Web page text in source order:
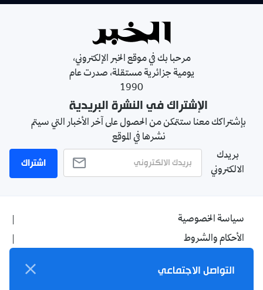
مرحبا بك في موقع الخبر الإلكتروني،
يومية جزائرية مستقلة، صدرت عام
1990
الإشتراك في النشرة البريدية
بإشتراكك معنا ستتمكن من الحصول على آخر الأخبار التي سيتم
نشرها في الموقع
بريدك
الالكتروني
اشتراك
سياسة الخصوصية
الأحكام والشروط
اتصل بنا
التواصل الاجتماعي